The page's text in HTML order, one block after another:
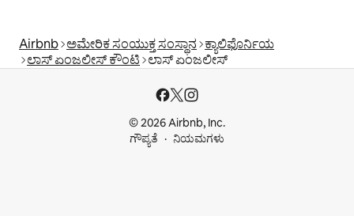
Airbnb ಅಮೇರಿಕ ಸಂಯುಕ್ತ ಸಂಸ್ಥಾನ ಕ್ಯಾಲಿಫೊರ್ನಿಯ
ಲಾಸ್ ಏಂಜಲೀಸ್ ಕೌಂಟಿ ಲಾಸ್ ಏಂಜಲೀಸ್
© 2026 Airbnb, Inc.
ಗೌಪ್ಯತೆ
ನಿಯಮಗಳು